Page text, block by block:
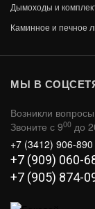
15 030
Дымоходы и
Каминное и печное
МЫ В
Возникли
Звоните с 900 до
+7 (3412) 906-890
+7 (909) 060-
+7 (905) 874-